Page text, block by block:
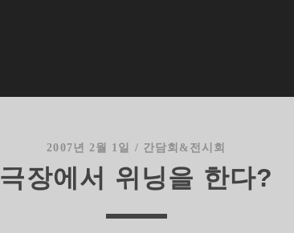
2007년 2월 1일 / 간담회&전시회
극장에서 위닝을 한다?